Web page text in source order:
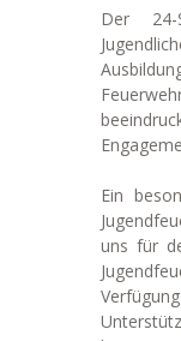
Der 24-
Ein
uns für